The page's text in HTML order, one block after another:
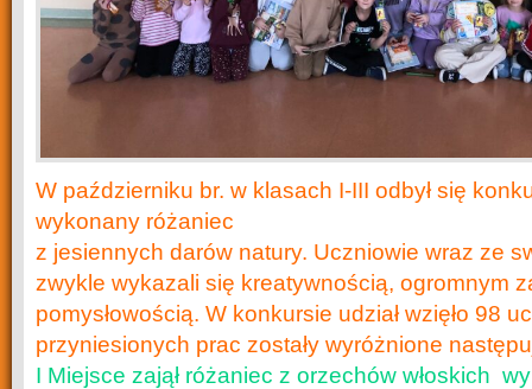
W październiku br. w klasach I-III odbył się
wykonany różaniec
z jesiennych darów natury. Uczniowie wraz ze
zwykle wykazali się kreatywnością, ogromnym
pomysłowością. W konkursie udział wzięło 98
przyniesionych prac zostały wyróżnione
I Miejsce zajął różaniec z orzechów włoskich